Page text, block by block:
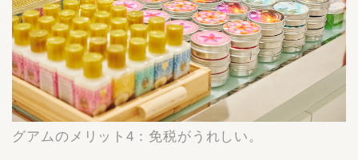
グアムのメリット4：免税がうれしい。